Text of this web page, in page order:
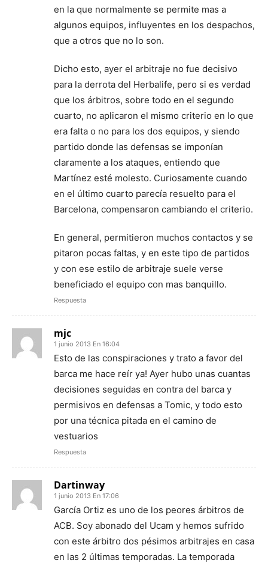
en la que normalmente se permite mas a
algunos equipos, influyentes en los despachos,
que a otros que no lo son.
Dicho esto, ayer el arbitraje no fue decisivo
para la derrota del Herbalife, pero si es verdad
que los árbitros, sobre todo en el segundo
cuarto, no aplicaron el mismo criterio en lo que
era falta o no para los dos equipos, y siendo
partido donde las defensas se imponían
claramente a los ataques, entiendo que
Martínez esté molesto. Curiosamente cuando
en el último cuarto parecía resuelto para el
Barcelona, compensaron cambiando el criterio.
En general, permitieron muchos contactos y se
pitaron pocas faltas, y en este tipo de partidos
y con ese estilo de arbitraje suele verse
beneficiado el equipo con mas banquillo.
Respuesta
mjc
1 junio 2013 En 16:04
Esto de las conspiraciones y trato a favor del
barca me hace reír ya! Ayer hubo unas cuantas
decisiones seguidas en contra del barca y
permisivos en defensas a Tomic, y todo esto
por una técnica pitada en el camino de
vestuarios
Respuesta
Dartinway
1 junio 2013 En 17:06
García Ortiz es uno de los peores árbitros de
ACB. Soy abonado del Ucam y hemos sufrido
con este árbitro dos pésimos arbitrajes en casa
en las 2 últimas temporadas. La temporada